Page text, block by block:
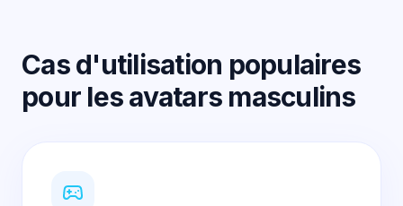
Cas d'utilisation populaires
pour les avatars masculins